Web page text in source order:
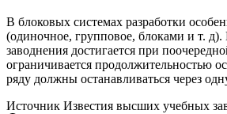
В блоковых системах разработки
(одиночное, групповое, блоками и т.
заводнения достигается при
ограничивается продолжительностью
ряду должны останавливаться через
Источник Известия высших учебных